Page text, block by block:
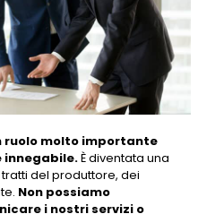
ruolo molto importante
innegabile.È diventata una
del produttore, dei
Non possiamo
i nostri servizi o